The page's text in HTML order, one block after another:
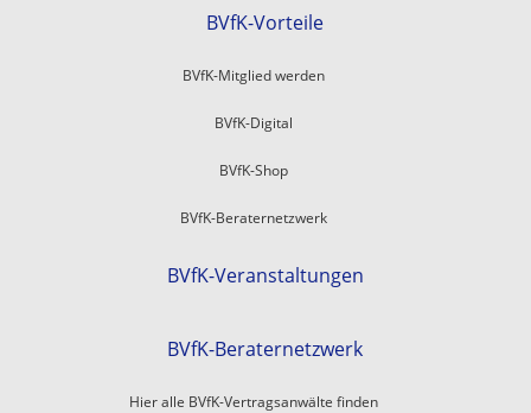
BVfK-Vorteile
BVfK-Mitglied werden
BVfK-Digital
BVfK-Shop
BVfK-Beraternetzwerk
BVfK-Veranstaltungen
BVfK-Beraternetzwerk
Hier alle BVfK-Vertragsanwälte finden